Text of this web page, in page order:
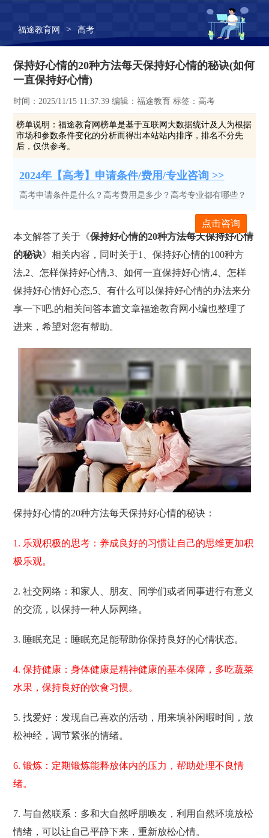
福途教育网 > 高考
保持好心情的20种方法每天保持好心情的秘诀(如何
一直保持好心情)
时间：2025/11/15 11:37:39 编辑：福途教育 标签：高考
榜单说明：福途教育网榜单是基于互联网大数据统计及人为根据
市场和参数条件变化的分析而得出本站站内排序，排名不分先
后，仅供参考。
2024年【高考】申请条件/费用/专业咨询 >>
高考申请条件是什么？高考费用是多少？高考专业都有哪些？
点击咨询
本文解答了关于《保持好心情的20种方法每天保持好心情
的秘诀》相关内容，同时关于1、保持好心情的100种方
法,2、怎样保持好心情,3、如何一直保持好心情,4、怎样
保持好心情好心态,5、有什么可以保持好心情的办法来分
享一下吧,的相关问答本篇文章福途教育网小编也整理了
进来，希望对您有帮助。
保持好心情的20种方法每天保持好心情的秘诀：
1. 乐观积极的思考：养成良好的习惯让自己的思维更加积
极乐观。
2. 社交网络：和家人、朋友、同学们或者同事进行有意义
的交流，以保持一种人际网络。
3. 睡眠充足：睡眠充足能帮助你保持良好的心情状态。
4. 保持健康：身体健康是精神健康的基本保障，多吃蔬菜
水果，保持良好的饮食习惯。
5. 找爱好：发现自己喜欢的活动，用来填补闲暇时间，放
松神经，调节紧张的情绪。
6. 锻炼：定期锻炼能释放体内的压力，帮助处理不良情
绪。
7. 与自然联系：多和大自然呼朋唤友，利用自然环境放松
情绪，可以让自己平静下来，重新放松心情。